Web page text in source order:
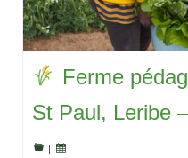
Ferme
St Paul, Leribe
|